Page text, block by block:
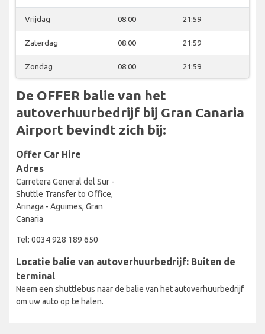
Vrijdag 08:00 21:59
Zaterdag 08:00 21:59
Zondag 08:00 21:59
De OFFER balie van het
autoverhuurbedrijf bij Gran Canaria
Airport bevindt zich bij:
Offer Car Hire
Adres
Carretera General del Sur -
Shuttle Transfer to Office,
Arinaga - Aguimes, Gran
Canaria
Tel: 0034 928 189 650
Locatie balie van autoverhuurbedrijf: Buiten de
terminal
Neem een shuttlebus naar de balie van het autoverhuurbedrijf
om uw auto op te halen.